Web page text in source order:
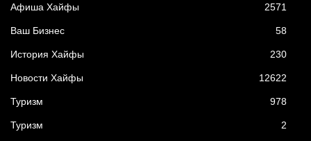
Афиша Хайфы 2571
Ваш Бизнес 58
История Хайфы 230
Новости Хайфы 12622
Туризм 978
Туризм 2